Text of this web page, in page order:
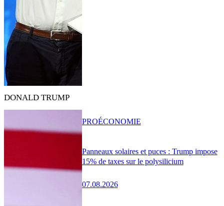
DONALD TRUMP
Panneaux solaires et puces : Trump impose
15% de taxes sur le polysilicium
07.08.2026
PROÉCONOMIE